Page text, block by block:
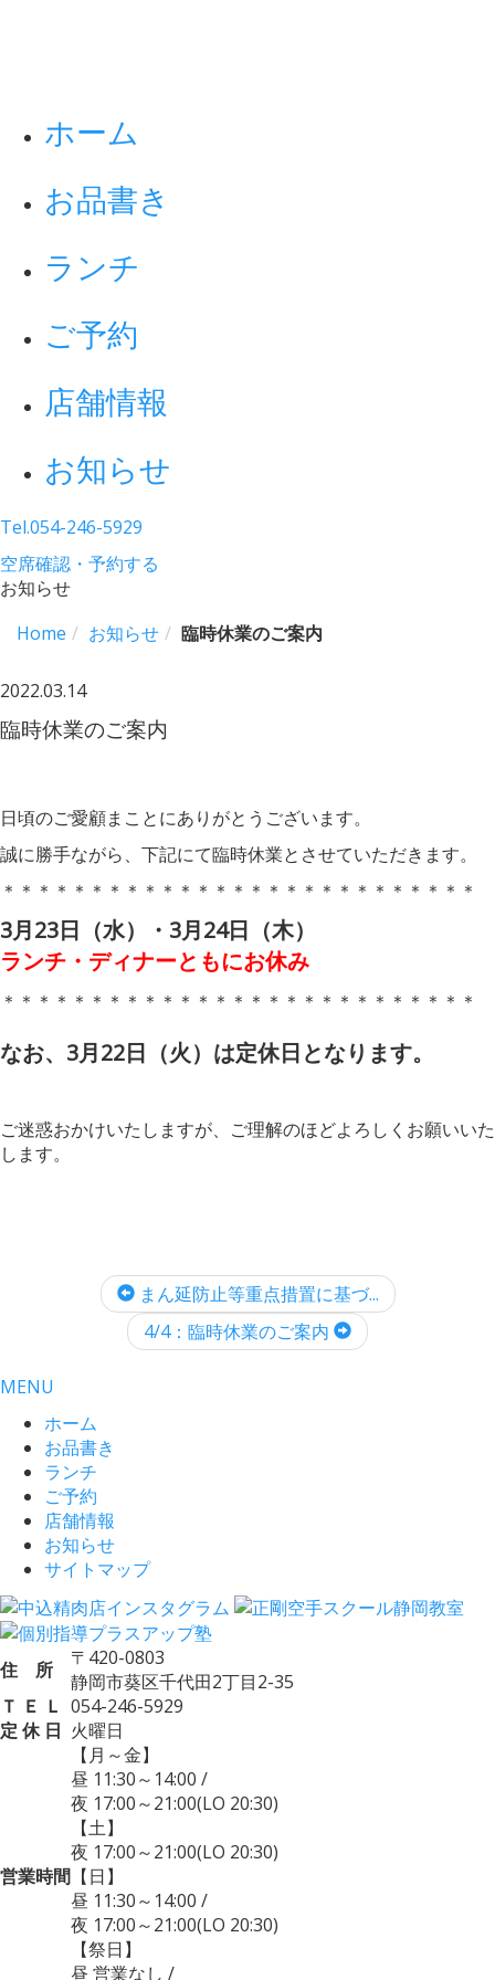
ホーム
お品書き
ランチ
ご予約
店舗情報
お知らせ
Tel.054-246-5929
空席確認・予約する
お知らせ
Home
お知らせ 臨時休業のご案内
2022.03.14
臨時休業のご案内
日頃のご愛顧まことにありがとうございます。
誠に勝手ながら、下記にて臨時休業とさせていただきます。
＊＊＊＊＊＊＊＊＊＊＊＊＊＊＊＊＊＊＊＊＊＊＊＊＊＊＊
3月23日（水）・3月24日（木）
ランチ・ディナーともにお休み
＊＊＊＊＊＊＊＊＊＊＊＊＊＊＊＊＊＊＊＊＊＊＊＊＊＊＊
なお、3月22日（火）は定休日となります。
ご迷惑おかけいたしますが、ご理解のほどよろしくお願いいた
します。
まん延防止等重点措置に基づ...
4/4：臨時休業のご案内
MENU
ホーム
お品書き
ランチ
ご予約
店舗情報
お知らせ
サイトマップ
住 所
〒420-0803
静岡市葵区千代田2丁目2-35
Ｔ Ｅ Ｌ 054-246-5929
定 休 日 火曜日
営業時間
【月～金】
昼 11:30～14:00 /
夜 17:00～21:00(LO 20:30)
【土】
夜 17:00～21:00(LO 20:30)
【日】
昼 11:30～14:00 /
夜 17:00～21:00(LO 20:30)
【祭日】
昼 営業なし /